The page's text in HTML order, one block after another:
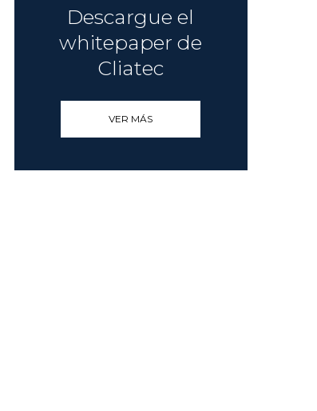
Descargue el
whitepaper de
Cliatec
VER MÁS